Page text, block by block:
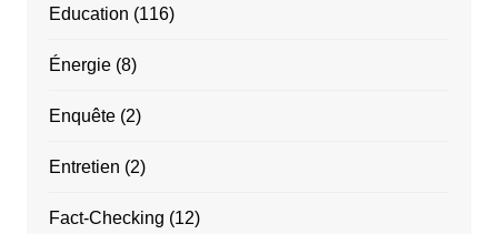
Education (116)
Énergie(8)
Enquête(2)
Entretien (2)
Fact-Checking (12)